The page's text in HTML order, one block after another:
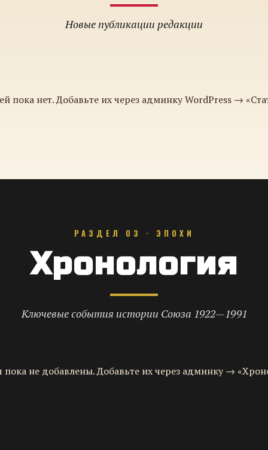
Новые публикации редакции
пока нет. Добавьте их через админку WordPress →
РАЗДЕЛ 03 · ЭПОХИ
Хронология
Ключевые события истории Союза 1922—1991
пока не добавлены. Добавьте их через админку →